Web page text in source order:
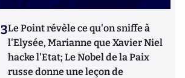
3Le Point révèle ce qu'on sniffe à
l'Elysée, Marianne que Xavier Niel
hacke l'Etat; Le Nobel de la Paix
russe donne une leçon de